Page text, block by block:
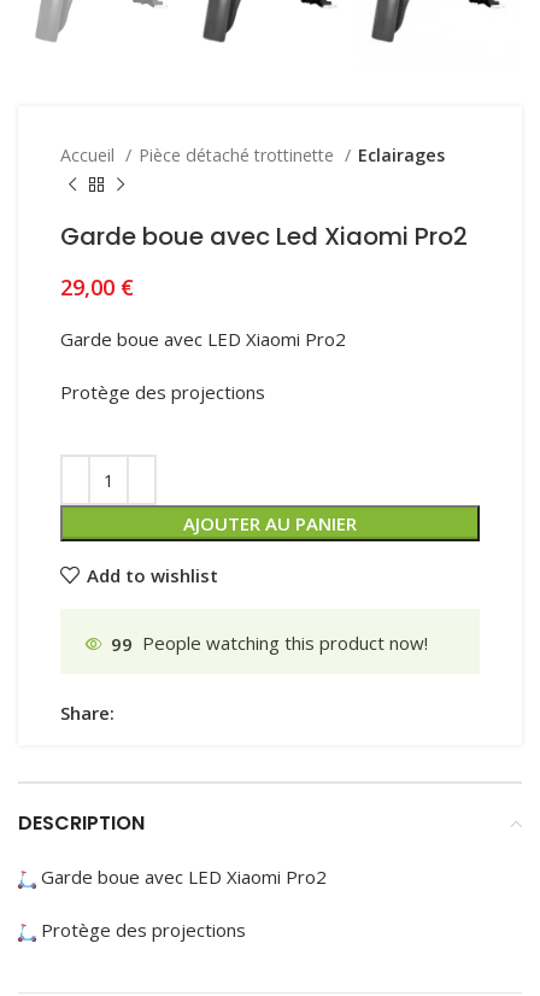
Accueil Pièce détaché trottinette Eclairages
Garde boue avec Led Xiaomi Pro2
29,00 €
Garde boue avec LED Xiaomi Pro2
Protège des projections
AJOUTER AU PANIER
Add to wishlist
99 People watching this product now!
Share:
DESCRIPTION
Garde boue avec LED Xiaomi Pro2
Protège des projections